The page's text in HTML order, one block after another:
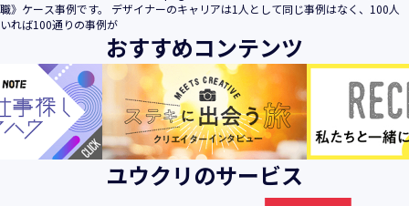
取得・収集させていただきます。
・電子メール、郵便、書面、電話等の手段により取得・収集
させていただく方法
当社に対し、電子メール、郵便、書面、電話等の手段によっ
て、ご提供いただいた個人情報を、当社は取得・収集させて
いただきます。
・当社等へアクセスされた際に情報を収集させていただく方
職》ケース事例です。 デザイナーのキャリアは1人として同じ事例はなく、100人
いれば100通りの事例が
おすすめコンテンツ
ユウクリのサービス